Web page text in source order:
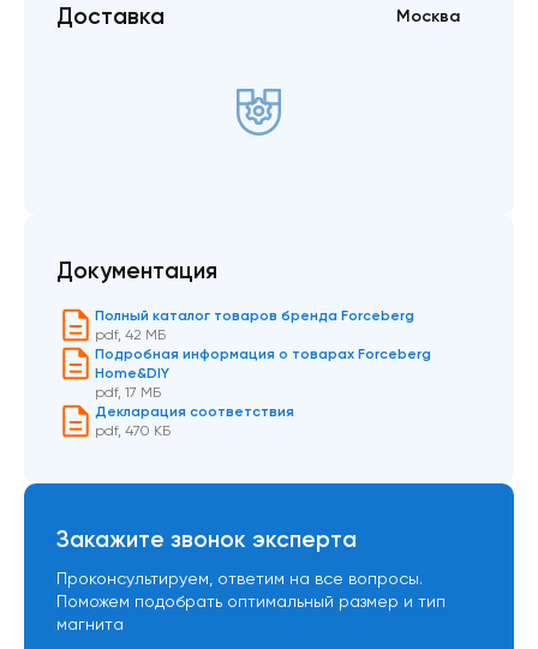
Доставка Москва
Документация
Полный каталог товаров бренда Forceberg
pdf, 42 МБ
Подробная информация о товарах Forceberg
Home&DIY
pdf, 17 МБ
Декларация соответствия
pdf, 470 КБ
Закажите звонок эксперта
Проконсультируем, ответим на все вопросы.
Поможем подобрать оптимальный размер и тип
магнита